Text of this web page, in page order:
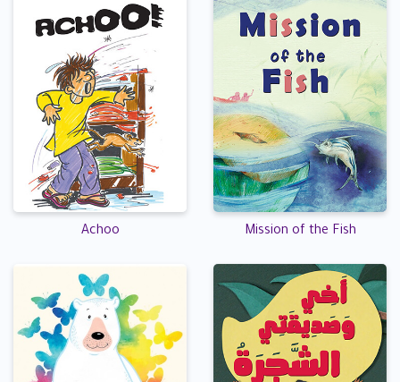
Mission of the Fish
Achoo